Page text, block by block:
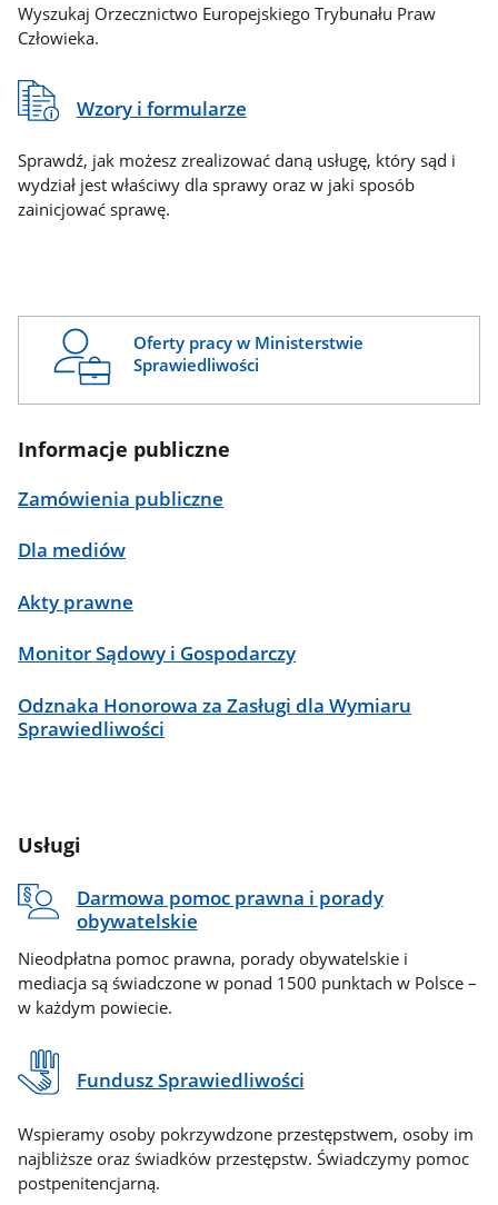
Wyszukaj Orzecznictwo Europejskiego Trybunału Praw
Człowieka.
Wzory i formularze
Sprawdź, jak możesz zrealizować daną usługę, który sąd i
wydział jest właściwy dla sprawy oraz w jaki sposób
zainicjować sprawę.
Oferty pracy w Ministerstwie
Sprawiedliwości
Informacje publiczne
Zamówienia publiczne
Dla mediów
Akty prawne
Monitor Sądowy i Gospodarczy
Odznaka Honorowa za Zasługi dla Wymiaru
Sprawiedliwości
Usługi
Darmowa pomoc prawna i porady
obywatelskie
Nieodpłatna pomoc prawna, porady obywatelskie i
mediacja są świadczone w ponad 1500 punktach w Polsce –
w każdym powiecie.
Fundusz Sprawiedliwości
Wspieramy osoby pokrzywdzone przestępstwem, osoby im
najbliższe oraz świadków przestępstw. Świadczymy pomoc
postpenitencjarną.